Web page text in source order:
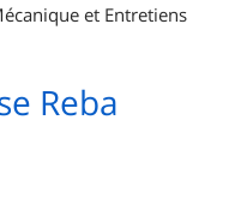
et Entretiens
Reba